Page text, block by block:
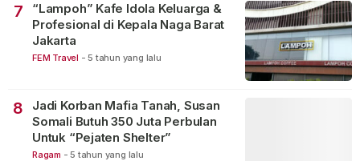
7
“Lampoh” Kafe Idola Keluarga &
Profesional di Kepala Naga Barat
Jakarta
FEM Travel - 5 tahun yang lalu
8
Jadi Korban Mafia Tanah, Susan
Somali Butuh 350 Juta Perbulan
Untuk “Pejaten Shelter”
Ragam - 5 tahun yang lalu